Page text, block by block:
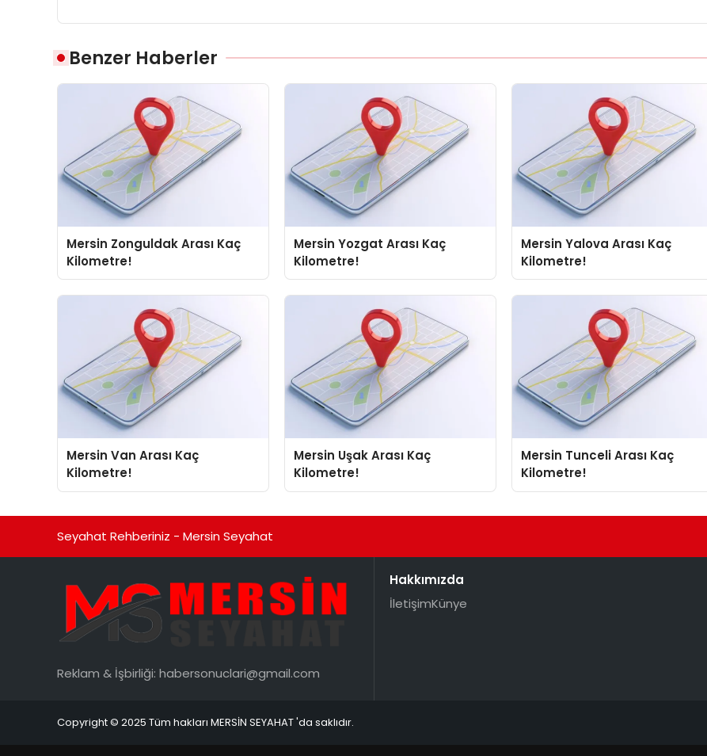
Benzer Haberler
Mersin Zonguldak Arası Kaç
Kilometre!
Mersin Yozgat Arası Kaç
Kilometre!
Mersin Yalova Arası Kaç
Kilometre!
Mersin Van Arası Kaç
Kilometre!
Mersin Uşak Arası Kaç
Kilometre!
Mersin Tunceli Arası Kaç
Kilometre!
Seyahat Rehberiniz - Mersin Seyahat
Reklam & İşbirliği: habersonuclari@gmail.com
Hakkımızda
İletişimKünye
Copyright © 2025 Tüm hakları MERSİN SEYAHAT 'da saklıdır.